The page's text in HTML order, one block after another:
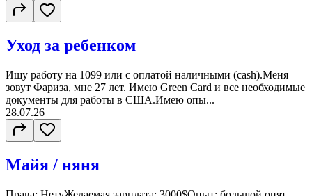
Уход за ребенком
Ищу работу на 1099 или с оплатой наличными (cash).Меня
зовут Фариза, мне 27 лет. Имею Green Card и все необходимые
документы для работы в США.Имею опы...
28.07.26
Майя / няня